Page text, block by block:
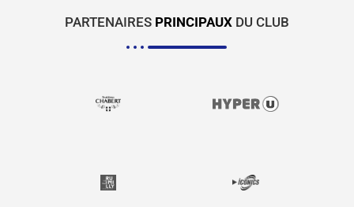
PARTENAIRES PRINCIPAUX DU CLUB